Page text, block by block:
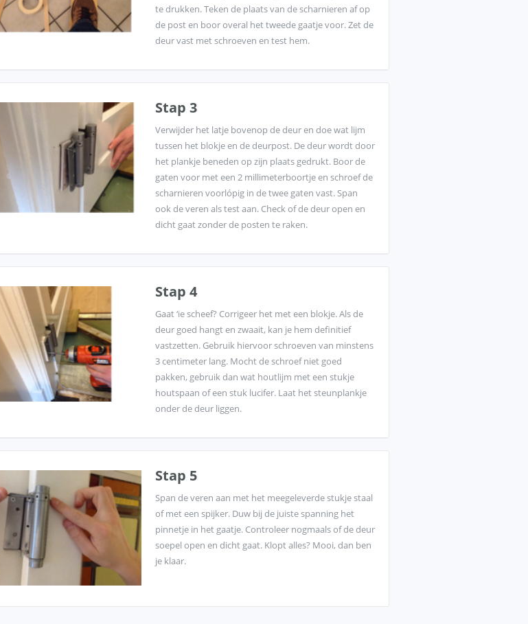
te drukken. Teken de plaats van de scharnieren af op
de post en boor overal het tweede gaatje voor. Zet de
deur vast met schroeven en test hem.
Stap 3
Verwijder het latje bovenop de deur en doe wat lijm
tussen het blokje en de deurpost. De deur wordt door
het plankje beneden op zijn plaats gedrukt. Boor de
gaten voor met een 2 millimeterboortje en schroef de
scharnieren voorlópig in de twee gaten vast. Span
ook de veren als test aan. Check of de deur open en
dicht gaat zonder de posten te raken.
Stap 4
Gaat ‘ie scheef? Corrigeer het met een blokje. Als de
deur goed hangt en zwaait, kan je hem definitief
vastzetten. Gebruik hiervoor schroeven van minstens
3 centimeter lang. Mocht de schroef niet goed
pakken, gebruik dan wat houtlijm met een stukje
houtspaan of een stuk lucifer. Laat het steunplankje
onder de deur liggen.
Stap 5
Span de veren aan met het meegeleverde stukje staal
of met een spijker. Duw bij de juiste spanning het
pinnetje in het gaatje. Controleer nogmaals of de deur
soepel open en dicht gaat. Klopt alles? Mooi, dan ben
je klaar.